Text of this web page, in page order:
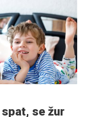
apatijo,
motivacijo.
edinstvenih
le tako lahko vodijo
odnosa do sebe.
se žur